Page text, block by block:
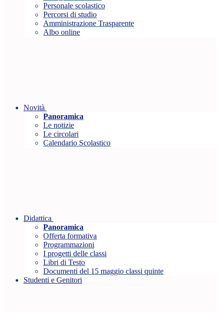
Personale scolastico
Percorsi di studio
Amministrazione Trasparente
Albo online
Novità
Panoramica
Le notizie
Le circolari
Calendario Scolastico
Didattica
Panoramica
Offerta formativa
Programmazioni
I progetti delle classi
Libri di Testo
Documenti del 15 maggio classi quinte
Studenti e Genitori